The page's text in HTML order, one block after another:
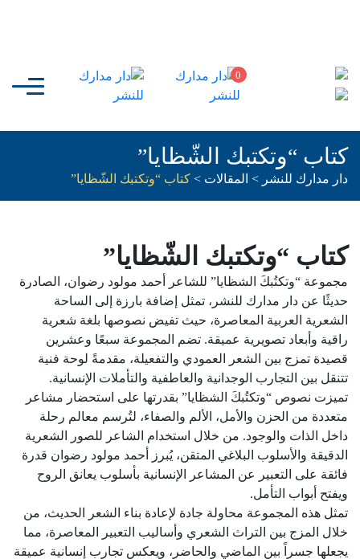
0
كتاب “وتكتبك الشّظايا”
دار مدارك للنشر > المقالات > كتاب “وتكتبك الشّظايا”
كتاب “وتكتبك الشّظايا”
مجموعة “وتكتُبكَ الشظايا” للشاعر أحمد مولود رضوان، الصادرة
حديثًا عن دار مدارك للنشر، تمثل إضافة بارزة إلى الساحة
الشعرية العربية المعاصرة، حيث تفيض نصوصها بلغة شعرية
راقية وأبعاد تصويرية عميقة. تضم المجموعة سبعًا وعشرين
قصيدة تمزج بين الشعر العمودي والتفعيلة، مقدمةً لوحة فنية
تتنقل بين التجارب الوجدانية والعاطفية والتأملات الإنسانية.
تميزت نصوص “وتكتُبكَ الشظايا” بقدرتها على استحضار مشاعر
متعددة من الحزن والأمل، الألم والصفاء، لتُرسم معالم رحلة
داخل الذات والوجود. من خلال استخدام الشاعر للصور الشعرية
الدقيقة والأسلوب البلاغي المتقن، يُبرز أحمد مولود رضوان قدرة
فائقة على التعبير عن المشاعر الإنسانية بأسلوب يعانق الروح
ويفتح أبواب التأمل.
تمثل هذه المجموعة محاولة جادة لإعادة بناء الشعر الحديث، من
خلال المزج بين التراث الشعري وأساليب التعبير المعاصرة، مما
يجعلها جسراً بين الماضي والحاضر، ويعكس تجارب إنسانية عميقة